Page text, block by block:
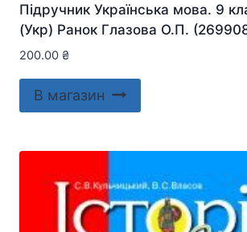
Підручник Українська мова. 9
(Укр) Ранок Глазова О.П.
200.00 ₴
В магазин